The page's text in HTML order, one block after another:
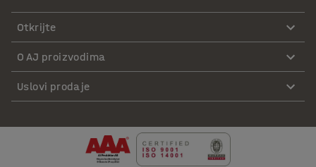
Otkrijte
O AJ proizvodima
Uslovi prodaje